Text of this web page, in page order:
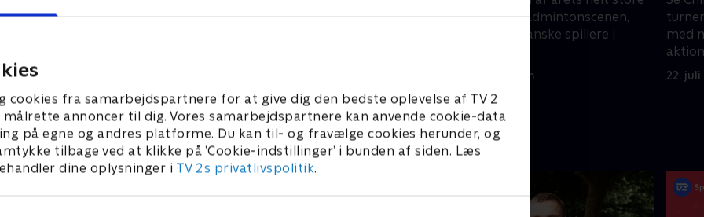
cookies fra samarbejdspartnere for at give dig den bedste oplevelse af TV 2
annoncer til dig. Vores samarbejdspartnere kan anvende cookie-data
på egne og andres platforme. Du kan til- og fravælge cookies herunder, og
tilbage ved at klikke på ’Cookie-indstillinger’ i bunden af siden. Læs
dine oplysninger i TV 2s privatlivspolitik.
en af årets helt store
• 61 min
turneringer på badmintonscenen,
med masser af danske spillere i
23. juli 2026 • 41 min
med
22. juli